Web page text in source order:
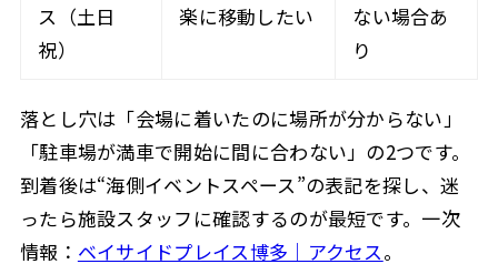
ス（土日
祝）
楽に移動したい
ない場合あ
り
落とし穴は「会場に着いたのに場所が分からない」
「駐車場が満車で開始に間に合わない」の2つです。
到着後は“海側イベントスペース”の表記を探し、迷
ったら施設スタッフに確認するのが最短です。一次
情報： ベイサイドプレイス博多｜アクセス。